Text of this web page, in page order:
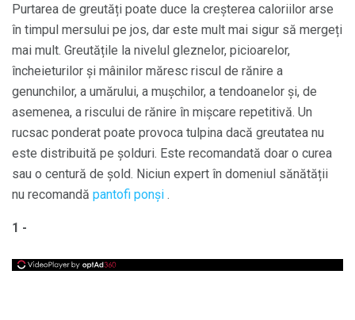
Purtarea de greutăți poate duce la creșterea caloriilor arse
în timpul mersului pe jos, dar este mult mai sigur să mergeți
mai mult. Greutățile la nivelul gleznelor, picioarelor,
încheieturilor și mâinilor măresc riscul de rănire a
genunchilor, a umărului, a mușchilor, a tendoanelor și, de
asemenea, a riscului de rănire în mișcare repetitivă. Un
rucsac ponderat poate provoca tulpina dacă greutatea nu
este distribuită pe șolduri. Este recomandată doar o curea
sau o centură de șold. Niciun expert în domeniul sănătății
nu recomandă pantofi ponși .
1 -